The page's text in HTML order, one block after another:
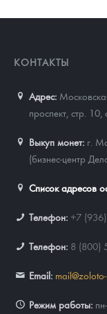
КОНТАКТЫ
Адрес:
проспект, стр.
Выкуп монет: г.
(бизнес-центр
Список адресов
Телефон: +7
Телефон: 8 (800)
Email:
Режим работы: